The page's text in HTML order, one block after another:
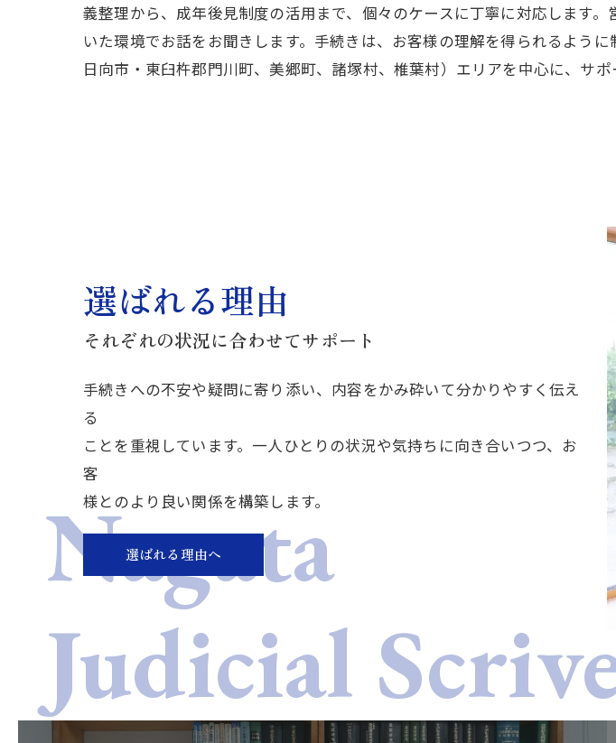
義整理から、成年後見制度の活用まで、個々のケースに丁寧に対応します
いた環境でお話をお聞きします。手続きは、お客様の理解を得られるよう
日向市・東臼杵郡門川町、美郷町、諸塚村、椎葉村）エリアを中心に、サ
選ばれる理由
それぞれの状況に合わせてサポート
手続きへの不安や疑問に寄り添い、内容をかみ砕いて分かりやすく伝え
る
ことを重視しています。一人ひとりの状況や気持ちに向き合いつつ、お
客
様とのより良い関係を構築します。
選ばれる理由へ